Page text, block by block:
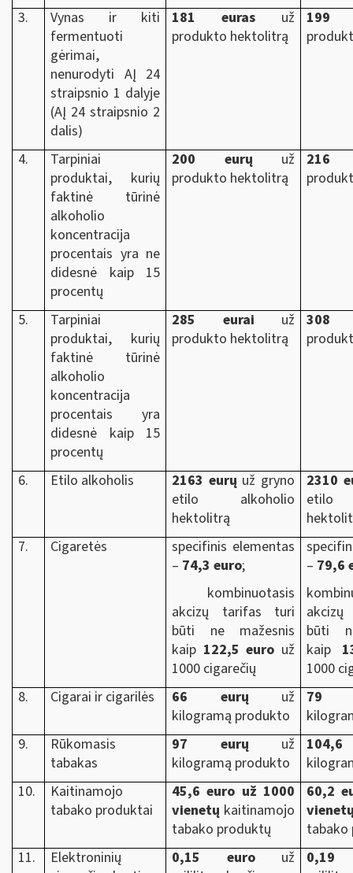
3.
Vynas ir kiti
fermentuoti
gėrimai,
nenurodyti AĮ 24
straipsnio 1 dalyje
(AĮ 24 straipsnio 2
dalis)
181 euras už
produkto hektolitrą
199
4.
Tarpiniai
produktai, kurių
faktinė tūrinė
alkoholio
koncentracija
procentais yra ne
didesnė kaip 15
procentų
200 eurų už
produkto hektolitrą
216
5.
Tarpiniai
produktai, kurių
faktinė tūrinė
alkoholio
koncentracija
procentais yra
didesnė kaip 15
procentų
285 eurai už
produkto hektolitrą
308
6. Etilo alkoholis 2163 eurų už gryno
etilo alkoholio
hektolitrą
2310
etilo
7.
Cigaretės
specifinis elementas
– 74,3 euro;
kombinuotasis
akcizų tarifas turi
būti ne mažesnis
kaip 122,5 euro už
1000 cigarečių
– 79,6
būti
kaip
1000
8.
Cigarai ir cigarilės 66 eurų už
kilogramą produkto
79
9.
Rūkomasis
tabakas
97 eurų už
kilogramą produkto
10.
Kaitinamojo
tabako produktai
45,6 euro už 1000
vienetų kaitinamojo
tabako produktų
60,2
tabako
11.
Elektroninių
0,15 eurouž
0,19